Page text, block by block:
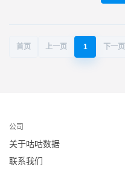
首页 上一页 1 下一页
公司
关于咕咕数据
联系我们